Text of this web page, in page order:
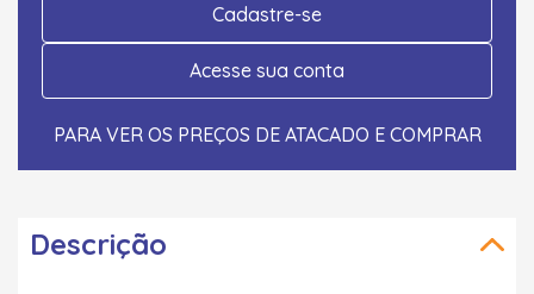
Cadastre-se
Acesse sua conta
PARA VER OS PREÇOS DE ATACADO E COMPRAR
Descrição